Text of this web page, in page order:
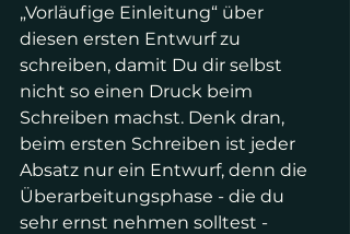
„Vorläufige Einleitung“ über
diesen ersten Entwurf zu
schreiben, damit Du dir selbst
nicht so einen Druck beim
Schreiben machst. Denk dran,
beim ersten Schreiben ist jeder
Absatz nur ein Entwurf, denn die
Überarbeitungsphase - die du
sehr ernst nehmen solltest -